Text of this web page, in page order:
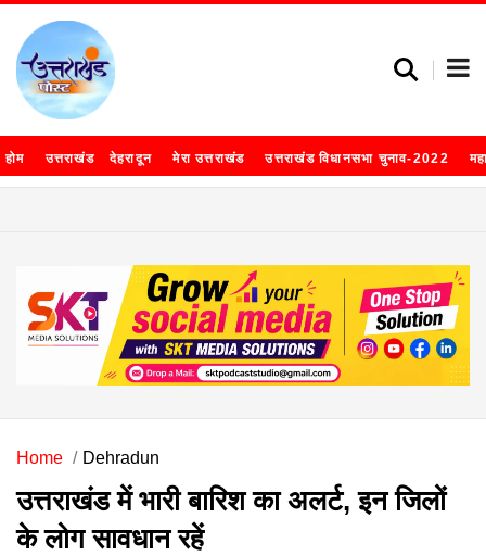
होम उत्तराखंड देहरादून मेरा उत्तराखंड उत्तराखंड विधानसभा चुनाव-2022
Home Dehradun
उत्तराखंड में भारी बारिश का अलर्ट, इन जिलों
के लोग सावधान रहें